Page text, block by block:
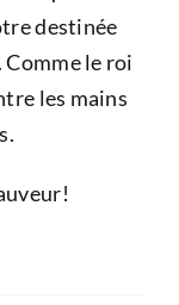
destinée
le roi
les mains